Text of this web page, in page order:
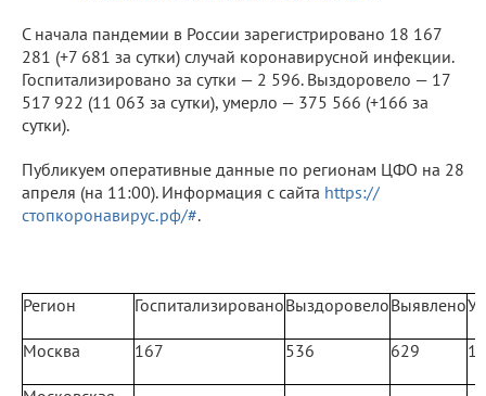
С начала пандемии в России зарегистрировано 18 167
281 (+7 681 за сутки) случай коронавирусной инфекции.
Госпитализировано за сутки — 2 596. Выздоровело — 17
517 922 (11 063 за сутки), умерло — 375 566 (+166 за
сутки).
Публикуем оперативные данные по регионам ЦФО на 28
апреля (на 11:00). Информация с сайта https://
стопкоронавирус.рф/#.
Регион ГоспитализированоВыздоровелоВыявлено
Москва 167 536 629 18